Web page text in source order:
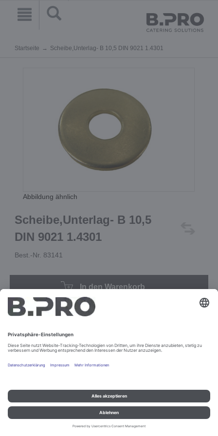
Startseite Scheibe,Unterlag- B 10,5 DIN 9021 1.4301
Abbildung ähnlich
Scheibe,Unterlag- B 10,5
DIN 9021 1.4301
Best.-Nr. 83141
In den Warenkorb
Impressum und Datenschutz Kontakt
Rechtliche Hinweise